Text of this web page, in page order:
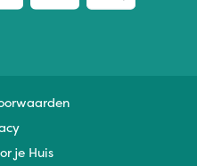
je Huis